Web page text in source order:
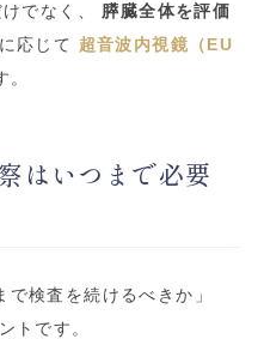
でなく、 膵臓全体を評価
応じて 超音波内視鏡（EU
はいつまで必要
で検査を続けるべきか」
トです。